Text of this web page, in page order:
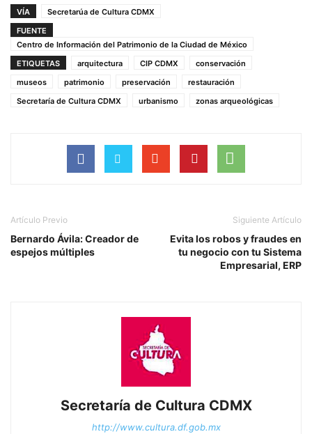
VÍA
Secretarúa de Cultura CDMX
FUENTE
Centro de Información del Patrimonio de la Ciudad de México
ETIQUETAS
arquitectura CIP CDMX
conservación
museos
patrimonio preservación
restauración
Secretaría de Cultura CDMX
urbanismo zonas arqueológicas
Artículo Previo
Bernardo Ávila: Creador de
espejos múltiples
Siguiente Artículo
Evita los robos y fraudes en
tu negocio con tu Sistema
Empresarial, ERP
Secretaría de Cultura CDMX
http://www.cultura.df.gob.mx